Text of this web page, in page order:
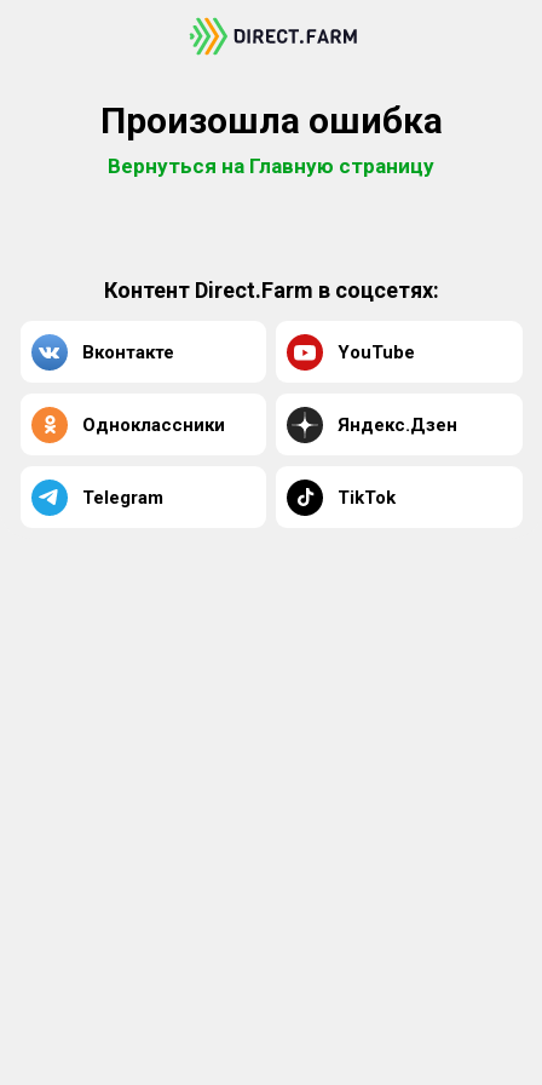
Произошла ошибка
Вернуться на Главную страницу
Контент Direct.Farm в соцсетях:
Вконтакте YouTube
Одноклассники Яндекс.Дзен
Telegram TikTok